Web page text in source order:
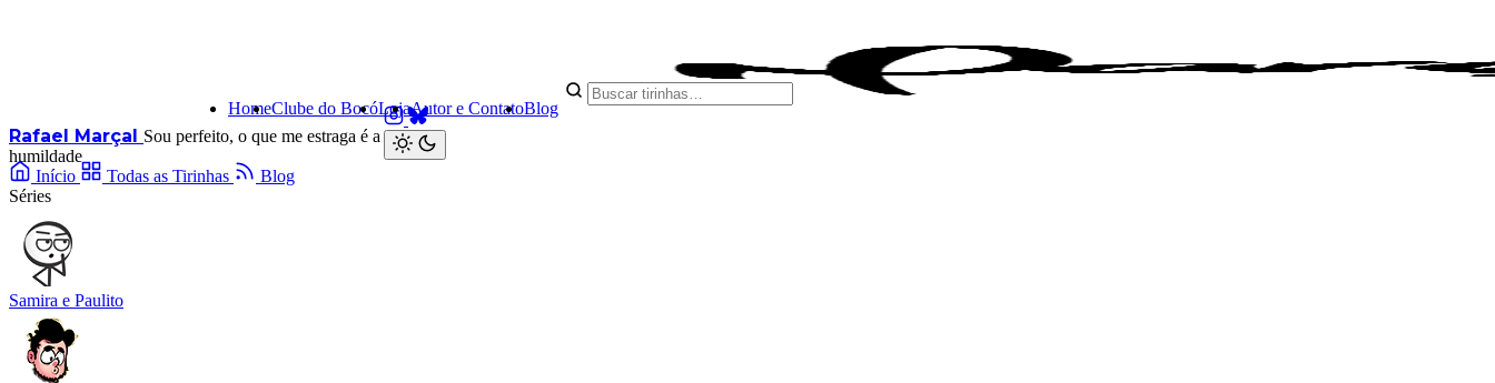
Rafael Marçal Sou perfeito, o que me estraga é a minha
humildade
HomeClube do BocóLojaAutor e ContatoBlog
Início Todas as Tirinhas
Blog
Séries
Samira e Paulito